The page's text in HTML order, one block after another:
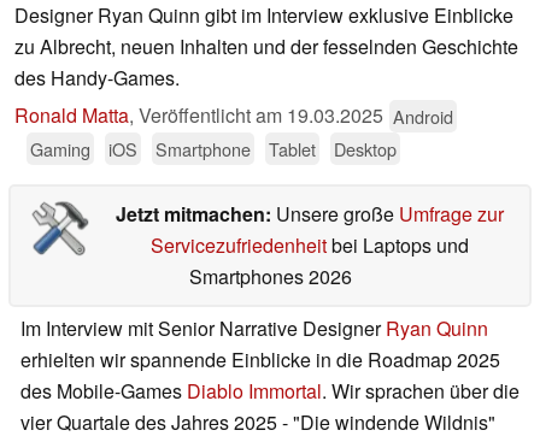
Designer Ryan Quinn gibt im Interview exklusive Einblicke
zu Albrecht, neuen Inhalten und der fesselnden Geschichte
des Handy-Games.
Ronald Matta, Veröffentlicht am 19.03.2025 Android
Gaming
iOS Smartphone Tablet Desktop
Jetzt mitmachen: Unsere große Umfrage zur
Servicezufriedenheitbei Laptops und
Smartphones 2026
Im Interview mit Senior Narrative DesignerRyan Quinn
erhielten wir spannende Einblicke in die Roadmap 2025
des Mobile-Games Diablo Immortal. Wir sprachen über die
vier Quartale des Jahres 2025 - "Die windende Wildnis"